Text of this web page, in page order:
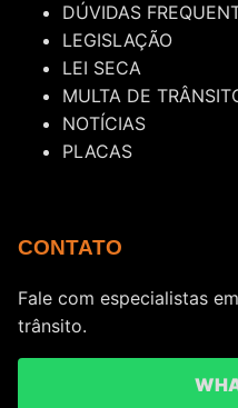
DÚVIDAS
LEGISLAÇÃO
LEI SECA
MULTA DE
NOTÍCIAS
PLACAS
CONTATO
Fale com especialistas
trânsito.